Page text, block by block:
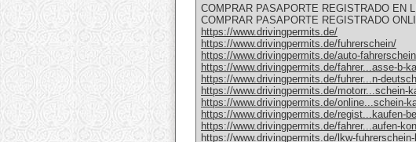
COMPRAR PASAPORTE REGISTRADO EN
COMPRAR PASAPORTE REGISTRADO
https://www.drivingpermits.de/
https://www.drivingpermits.de/fuhrerschein/
https://www.drivingpermits.de/auto-
https://www.drivingpermits.de/fahrer...asse-b-
https://www.drivingpermits.de/fuhrer...n-
https://www.drivingpermits.de/motorr...schein-
https://www.drivingpermits.de/online...schein-
https://www.drivingpermits.de/regist...kaufen-
https://www.drivingpermits.de/fahrer...aufen-
https://www.drivingpermits.de/lkw-